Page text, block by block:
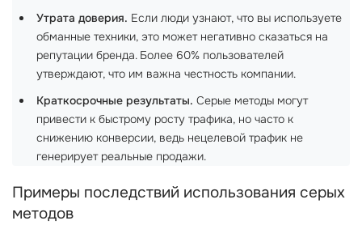
Утрата доверия. Если люди узнают, что вы используете
обманные техники, это может негативно сказаться на
репутации бренда. Более 60% пользователей
утверждают, что им важна честность компании.
Краткосрочные результаты. Серые методы могут
привести к быстрому росту трафика, но часто к
снижению конверсии, ведь нецелевой трафик не
генерирует реальные продажи.
Примеры последствий использования серых
методов